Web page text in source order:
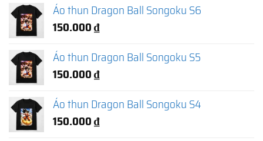
Áo thun Dragon Ball Songoku S6
150.000₫
Áo thun Dragon Ball Songoku S5
150.000₫
Áo thun Dragon Ball Songoku S4
150.000₫